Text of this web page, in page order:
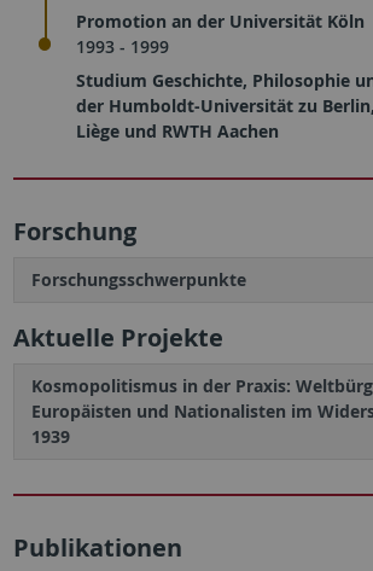
Promotion an der Universität Köln
1993 - 1999
Studium Geschichte, Philosophie
der Humboldt-Universität zu
Liège und RWTH Aachen
Forschung
Forschungsschwerpunkte
Aktuelle Projekte
Kosmopolitismus in der Praxis:
Europäisten und Nationalisten im
1939
Publikationen